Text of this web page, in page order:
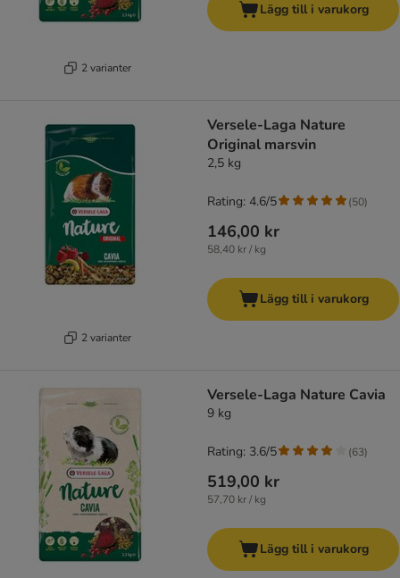
2 varianter
Lägg till i varukorg
2 varianter
Versele-Laga Nature
Original marsvin
2,5 kg
146,00 kr
58,40 kr / kg
Rating: 4.6/5 (50)
Lägg till i varukorg
Versele-Laga Nature Cavia
9 kg
519,00 kr
57,70 kr / kg
Rating: 3.6/5 (63)
Lägg till i varukorg